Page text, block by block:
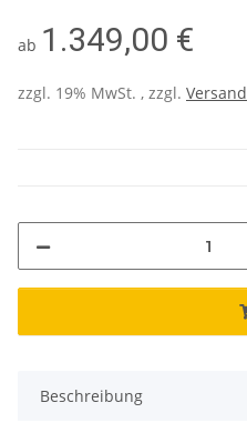
ab 1.349,00 €
zzgl. 19% MwSt. , zzgl. Versand
Beschreibung